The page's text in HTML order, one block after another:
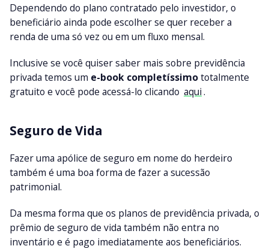
Dependendo do plano contratado pelo investidor, o
beneficiário ainda pode escolher se quer receber a
renda de uma só vez ou em um fluxo mensal.
Inclusive se você quiser saber mais sobre previdência
privada temos um e-book completíssimototalmente
gratuito e você pode acessá-lo clicando aqui.
Seguro de Vida
Fazer uma apólice de seguro em nome do herdeiro
também é uma boa forma de fazer a sucessão
patrimonial.
Da mesma forma que os planos de previdência privada, o
prêmio de seguro de vida também não entra no
inventário e é pago imediatamente aos beneficiários.